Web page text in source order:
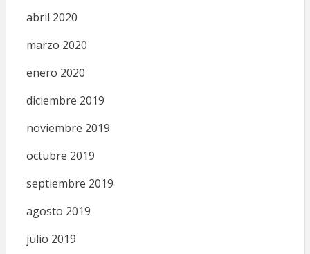
abril 2020
marzo 2020
enero 2020
diciembre 2019
noviembre 2019
octubre 2019
septiembre 2019
agosto 2019
julio 2019